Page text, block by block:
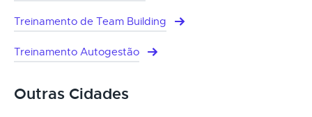
Treinamento de Team Building
Treinamento Autogestão
Outras Cidades